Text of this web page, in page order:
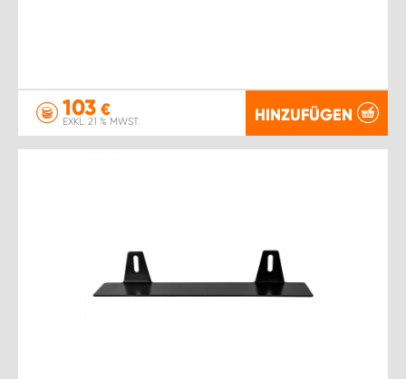
103 €
EXKL. 21 % MWST. HINZUFÜGEN